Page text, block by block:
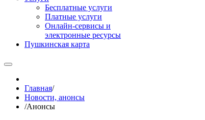
Бесплатные услуги
Платные услуги
Онлайн-сервисы и
электронные ресурсы
Пушкинская карта
Главная/
Новости, анонсы
/Анонсы